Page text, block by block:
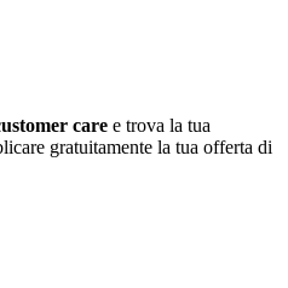
care e trova la tua
gratuitamente la tua offerta di